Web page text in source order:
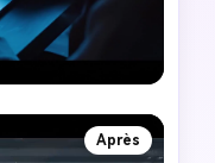
Après